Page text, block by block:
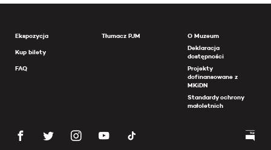
Ekspozycja
Kup bilety
FAQ
Tłumacz PJM
O Muzeum
Deklaracja
dostępności
Projekty
dofinansowane z
MKiDN
Standardy ochrony
małoletnich